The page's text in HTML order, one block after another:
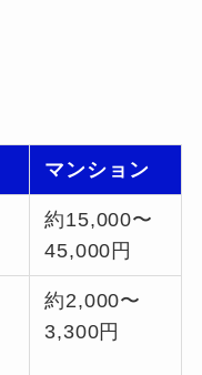
マンション
約15,000〜
45,000円
約2,000〜
3,300円